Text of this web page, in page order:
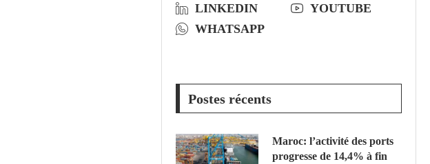
LINKEDIN
YOUTUBE
WHATSAPP
Postes récents
Maroc: l’activité des ports
progresse de 14,4% à fin